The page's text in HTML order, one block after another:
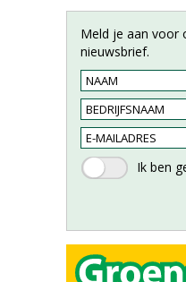
Meld je aan voor
nieuwsbrief.